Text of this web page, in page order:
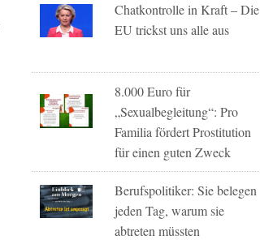
Chatkontrolle in Kraft – Die
EU trickst uns alle aus
8.000 Euro für
„Sexualbegleitung“: Pro
Familia fördert Prostitution
für einen guten Zweck
Berufspolitiker: Sie belegen
jeden Tag, warum sie
abtreten müssten